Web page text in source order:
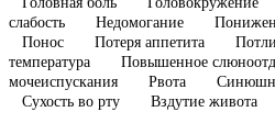
слабость
Недомогание
Понос
Потеря аппетита
температура
Повышенное
мочеиспускания
Рвота
Сухость во рту
Вздутие живота